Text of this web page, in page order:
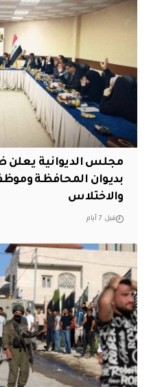
مجلس الديوانية
بديوان المحافظة
والاختلاس
قبل 7 أيام